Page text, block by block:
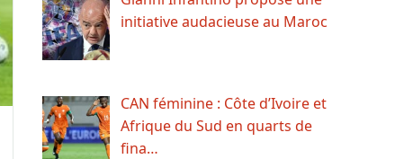
initiative audacieuse au Maroc
CAN féminine : Côte d’Ivoire et
Afrique du Sud en quarts de
fina…